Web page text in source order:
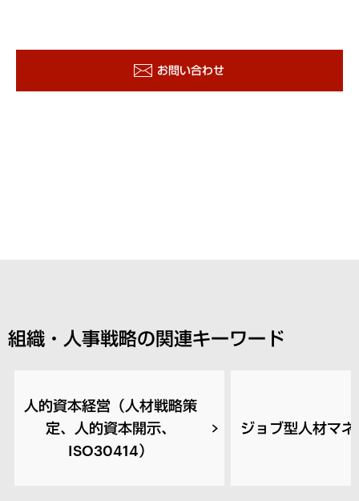
お問い合わせ
組織・人事戦略の関連キーワード
人的資本経営（人材戦略策
定、人的資本開示、
ISO30414）
ジョブ型人材マ